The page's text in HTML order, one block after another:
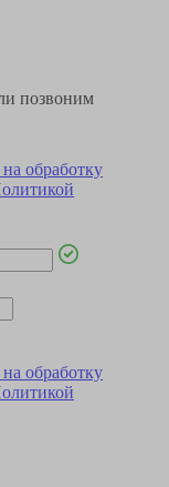
позвоним
на обработку
на обработку